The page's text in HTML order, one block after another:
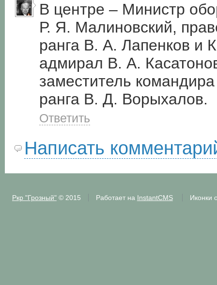
В центре – Министр
Р. Я. Малиновский,
ранга В. А. Лапенков
адмирал В. А.
заместитель
ранга В. Д. Ворыхалов.
Ответить
Написать
Ркр "Грозный"© 2015 Работает на InstantCMS Иконки